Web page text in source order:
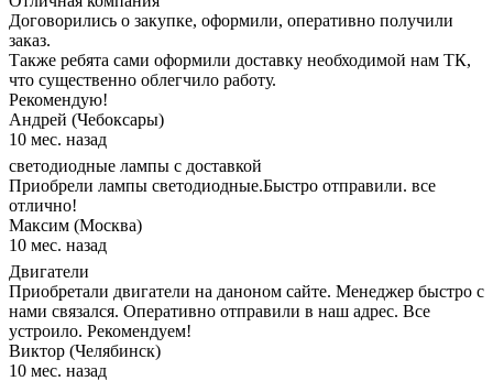
Договорились о закупке, оформили, оперативно получили
заказ.
Также ребята сами оформили доставку необходимой нам ТК,
что существенно облегчило работу.
Рекомендую!
Андрей (Чебоксары)
10 мес. назад
светодиодные лампы с доставкой
Приобрели лампы светодиодные.Быстро отправили. все
отлично!
Максим (Москва)
10 мес. назад
Двигатели
Приобретали двигатели на даноном сайте. Менеджер быстро с
нами связался. Оперативно отправили в наш адрес. Все
устроило. Рекомендуем!
Виктор (Челябинск)
10 мес. назад